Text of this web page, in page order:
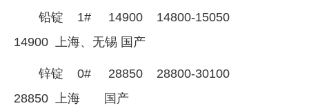
铅锭 1# 14900 14800-15050
14900 上海、无锡 国产
锌锭 0# 28850 28800-30100
28850 上海 国产